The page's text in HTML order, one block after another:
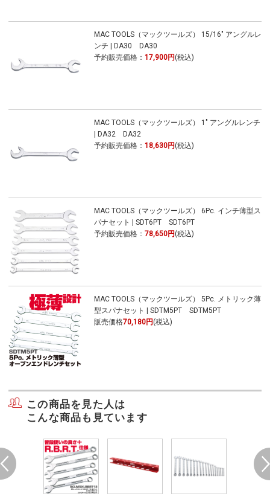
MAC TOOLS（マックツールズ） 15/16" アングルレ
ンチ | DA30 DA30
予約販売価格： 17,900円 (税込)
MAC TOOLS（マックツールズ） 1" アングルレンチ
| DA32 DA32
予約販売価格： 18,630円 (税込)
MAC TOOLS（マックツールズ） 6Pc. インチ薄型ス
パナセット | SDT6PT SDT6PT
予約販売価格： 78,650円 (税込)
MAC TOOLS（マックツールズ） 5Pc. メトリック薄
型スパナセット | SDTM5PT SDTM5PT
販売価格70,180円 (税込)
この商品を見た人は
こんな商品も見ています